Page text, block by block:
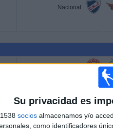
Su privacidad es
socios almacenamos y/o
como identificadores
Nacional
Deportivo Maldonado